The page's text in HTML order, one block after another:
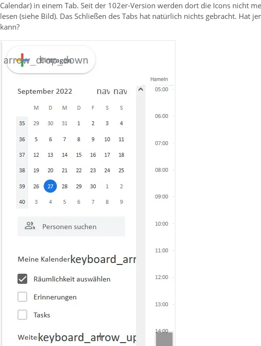
Calendar) in einem Tab. Seit der 102er-Version werden dort die Icons nicht
lesen (siehe Bild). Das Schließen des Tabs hat natürlich nichts gebracht. Hat
kann?